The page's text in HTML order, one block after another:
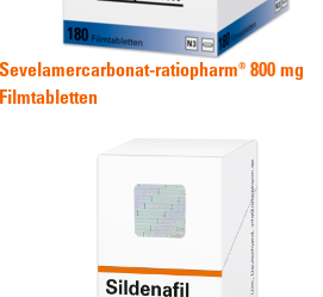
Sevelamercarbonat-ratiopharm® 800 mg
Filmtabletten